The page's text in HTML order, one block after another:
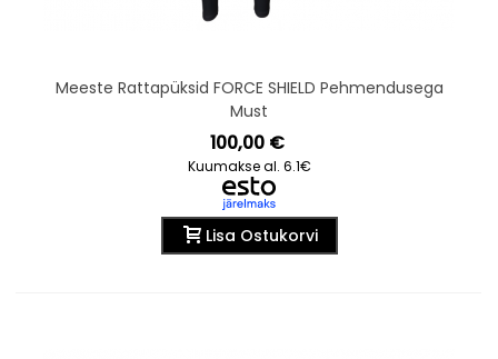
Meeste Rattapüksid FORCE SHIELD Pehmendusega
Must
100,00 €
Kuumakse al. 6.1€
Lisa Ostukorvi